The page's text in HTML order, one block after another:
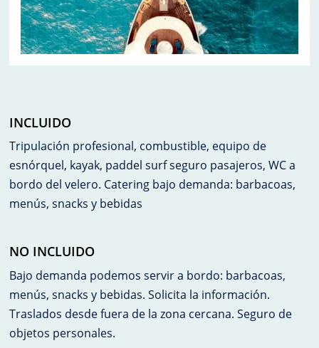
INCLUIDO
Tripulación profesional, combustible, equipo de
esnórquel, kayak, paddel surf seguro pasajeros, WC a
bordo del velero. Catering bajo demanda: barbacoas,
menús, snacks y bebidas
NO INCLUIDO
Bajo demanda podemos servir a bordo: barbacoas,
menús, snacks y bebidas. Solicita la información.
Traslados desde fuera de la zona cercana. Seguro de
objetos personales.